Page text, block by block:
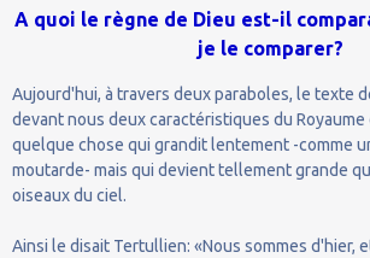
A quoi le règne de Dieu est-il
je le comparer?
Aujourd'hui, à travers deux paraboles, le texte
devant nous deux caractéristiques du
quelque chose qui grandit lentement -comme
moutarde- mais qui devient tellement grande
oiseaux du ciel.
Ainsi le disait Tertullien: «Nous sommes d'hier,